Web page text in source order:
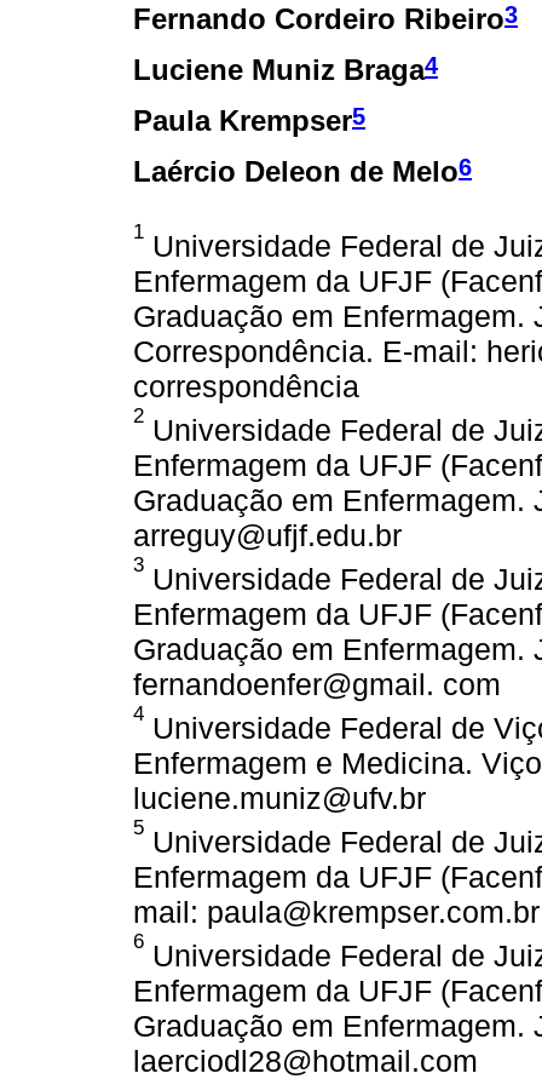
Fernando Cordeiro Ribeiro3
Luciene Muniz Braga4
Paula Krempser5
Laércio Deleon de Melo6
1 Universidade Federal de
Enfermagem da UFJF
Graduação em Enfermagem.
Correspondência. E-mail:
correspondência
2 Universidade Federal de
Enfermagem da UFJF
Graduação em
arreguy@ufjf.edu.br
3 Universidade Federal de
Enfermagem da UFJF
Graduação em
fernandoenfer@gmail. com
4 Universidade Federal de
Enfermagem e Medicina.
luciene.muniz@ufv.br
5 Universidade Federal de
Enfermagem da UFJF
mail: paula@krempser.com.br
6 Universidade Federal de
Enfermagem da UFJF
Graduação em
laerciodl28@hotmail.com